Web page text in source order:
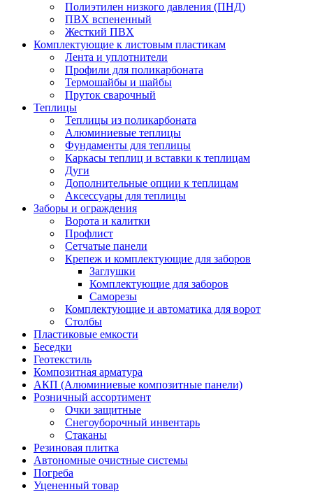
Полиэтилен низкого давления (ПНД)
ПВХ вспененный
Жесткий ПВХ
Комплектующие к листовым пластикам
Лента и уплотнители
Профили для поликарбоната
Термошайбы и шайбы
Пруток сварочный
Теплицы
Теплицы из поликарбоната
Алюминиевые теплицы
Фундаменты для теплицы
Каркасы теплиц и вставки к теплицам
Дуги
Дополнительные опции к теплицам
Аксессуары для теплицы
Заборы и ограждения
Ворота и калитки
Профлист
Сетчатые панели
Крепеж и комплектующие для заборов
Заглушки
Комплектующие для заборов
Саморезы
Комплектующие и автоматика для ворот
Столбы
Пластиковые емкости
Беседки
Геотекстиль
Композитная арматура
АКП (Алюминиевые композитные панели)
Розничный ассортимент
Очки защитные
Снегоуборочный инвентарь
Стаканы
Резиновая плитка
Автономные очистные системы
Погреба
Уцененный товар